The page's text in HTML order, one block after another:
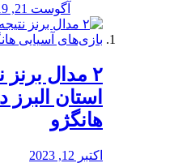
آگوست 21, 2019
استان
هانگژو
اکتبر 12, 2023